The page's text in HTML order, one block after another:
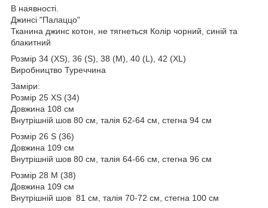
В наявності.
Джинсі "Палаццо"
Тканина джинс котон, не тягнеться Колір чорний, синій та
блакитний
Розмір 34 (XS), 36 (S), 38 (M), 40 (L), 42 (XL)
Виробництво Туреччина
Заміри:
Розмір 25 XS (34)
Довжина 108 см
Внутрішній шов 80 см, талія 62-64 см, стегна 94 см
Розмір 26 S (36)
Довжина 109 см
Внутрішній шов 80 см, талія 64-66 см, стегна 96 см
Розмір 28 M (38)
Довжина 109 см
Внутрішній шов 81 см, талія 70-72 см, стегна 100 см